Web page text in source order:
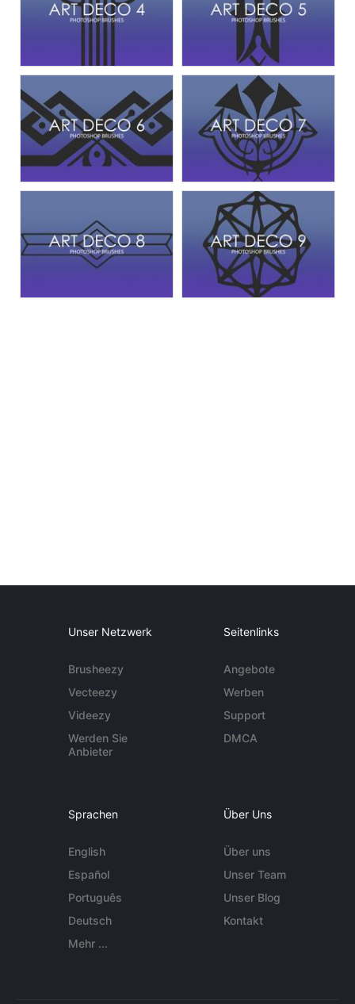
Unser Netzwerk
Brusheezy
Vecteezy
Videezy
Werden Sie
Anbieter
Seitenlinks
Angebote
Werben
Support
DMCA
Sprachen
English
Español
Português
Deutsch
Mehr ...
Über Uns
Über uns
Unser Team
Unser Blog
Kontakt